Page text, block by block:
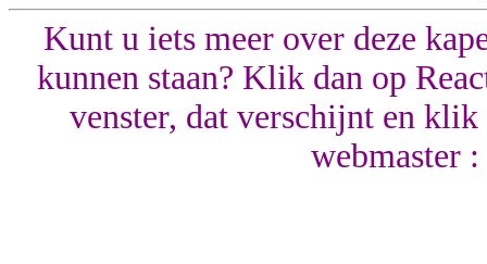
Kunt u iets meer over deze
kunnen staan? Klik dan op
venster, dat verschijnt en
webmaster